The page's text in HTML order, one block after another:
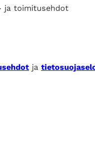
ja toimitusehdot
ja